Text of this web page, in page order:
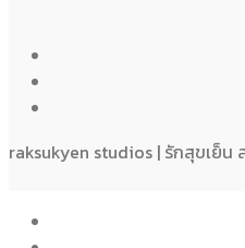
raksukyen studios | รักสุขเย็น